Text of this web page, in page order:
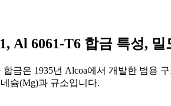
Al 6061-T6 합금 특성, 밀
합금은 1935년 Alcoa에서 개발한 범용
슘(Mg)과 규소입니다.